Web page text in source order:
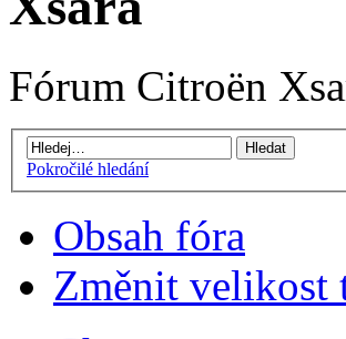
Fórum Citroën
Pokročilé hledání
Obsah fóra
Změnit velikost